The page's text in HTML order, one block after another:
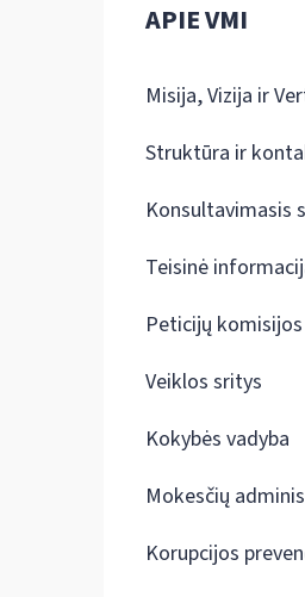
APIE VMI
Misija, Vizija ir
Struktūra ir
Konsultavimasis
Teisinė
Peticijų
Veiklos sritys
Kokybės vadyba
Mokesčių
Korupcijos